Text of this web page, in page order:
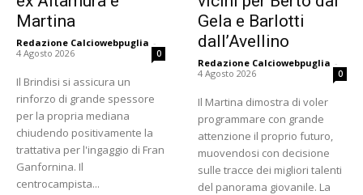
Martina
Redazione Calciowebpuglia -
4 Agosto 2026
0
Il Brindisi si assicura un
rinforzo di grande spessore
per la propria mediana
chiudendo positivamente la
trattativa per l'ingaggio di Fran
Ganfornina. Il
centrocampista...
Gela e Barlotti
dall’Avellino
Redazione Calciowebpuglia -
4 Agosto 2026
0
Il Martina dimostra di voler
programmare con grande
attenzione il proprio futuro,
muovendosi con decisione
sulle tracce dei migliori talenti
del panorama giovanile. La